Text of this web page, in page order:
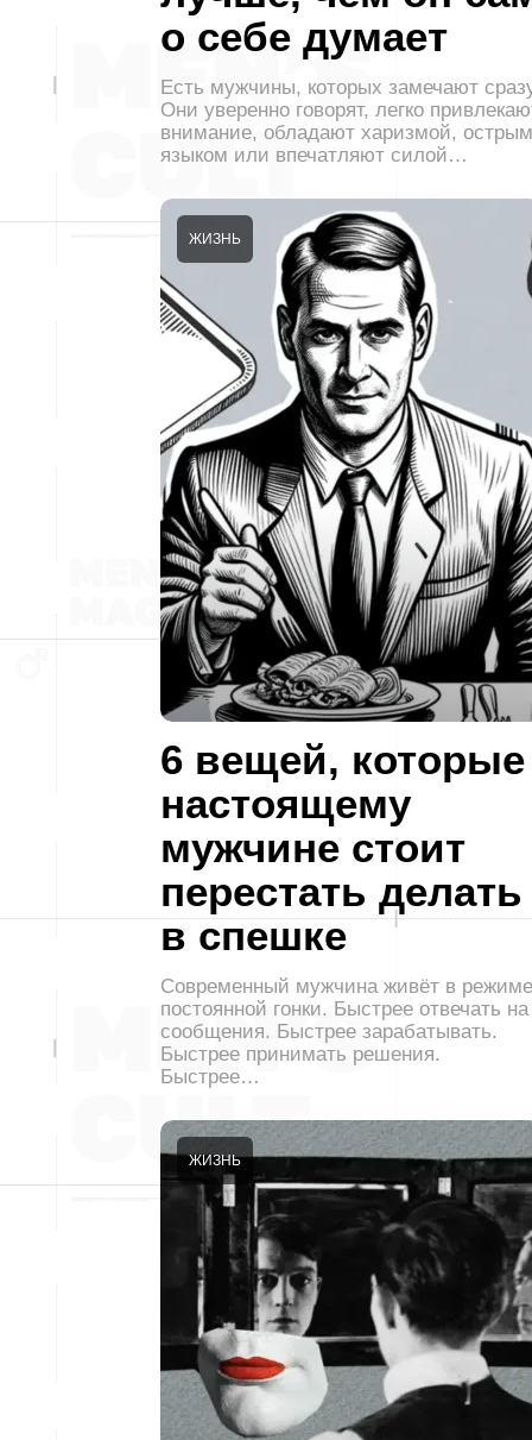
о себе думает
Есть мужчины, которых замечают
Они уверенно говорят, легко
внимание, обладают харизмой, острым
языком или впечатляют силой…
6 вещей, которые
настоящему
мужчине стоит
перестать делать
в спешке
ЖИЗНЬ
Современный мужчина живёт в режиме
постоянной гонки. Быстрее отвечать на
сообщения. Быстрее зарабатывать.
Быстрее принимать решения.
Быстрее…
ЖИЗНЬ